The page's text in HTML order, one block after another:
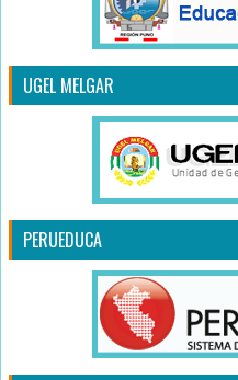
UGEL MELGAR
PERUEDUCA